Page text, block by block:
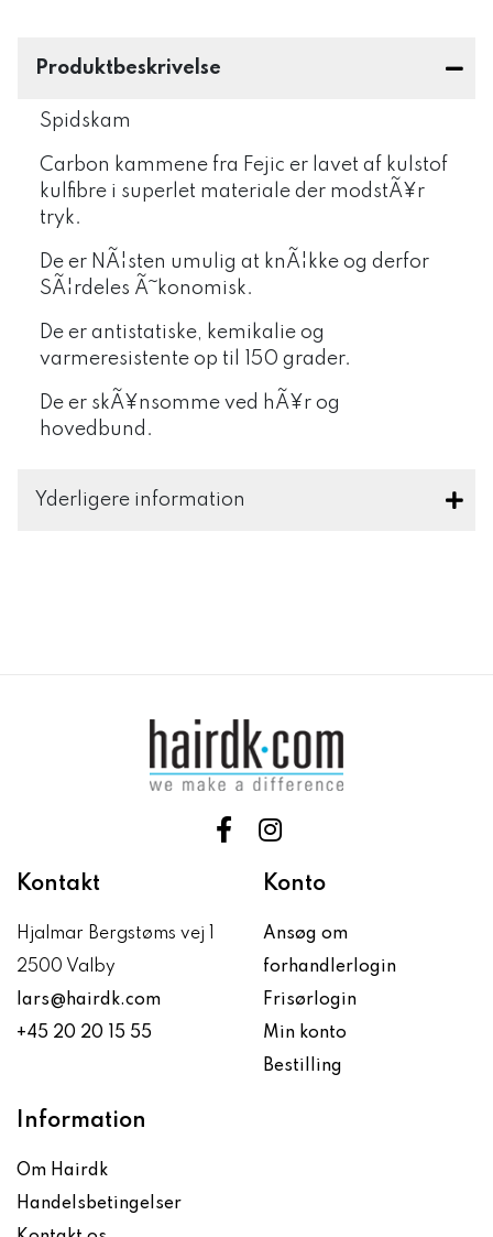
Produktbeskrivelse
Spidskam
Carbon kammene fra Fejic er lavet af kulstof
kulfibre i superlet materiale der modstÃ¥r
tryk.
De er NÃ¦sten umulig at knÃ¦kke og derfor
SÃ¦rdeles Ã˜konomisk.
De er antistatiske, kemikalie og
varmeresistente op til 150 grader.
De er skÃ¥nsomme ved hÃ¥r og
hovedbund.
Yderligere information
Kontakt
Hjalmar Bergstøms vej 1
2500 Valby
lars@hairdk.com
+45 20 20 15 55
Konto
Ansøg om
forhandlerlogin
Frisørlogin
Min konto
Bestilling
Information
Om Hairdk
Handelsbetingelser